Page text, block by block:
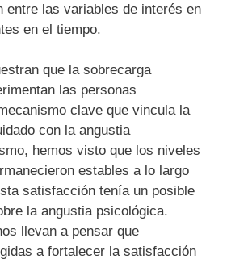
entre las variables de interés en
en el tiempo.
que la sobrecarga
las personas
clave que vincula la
con la angustia
hemos visto que los niveles
estables a lo largo
satisfacción tenía un posible
la angustia psicológica.
llevan a pensar que
a fortalecer la satisfacción